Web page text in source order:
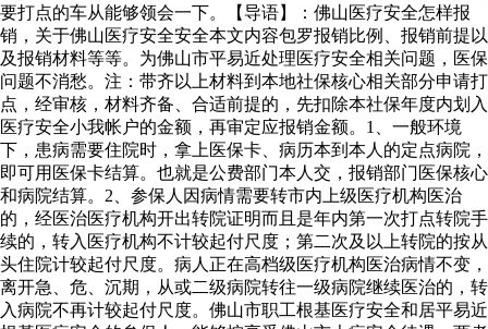
要打点的车从能够领会一下。【导语】：佛山医疗安全怎样报
销，关于佛山医疗安全安全本文内容包罗报销比例、报销前提以
及报销材料等等。为佛山市平易近处理医疗安全相关问题，医保
问题不消愁。注：带齐以上材料到本地社保核心相关部分申请打
点，经审核，材料齐备、合适前提的，先扣除本社保年度内划入
医疗安全小我帐户的金额，再审定应报销金额。1、一般环境
下，患病需要住院时，拿上医保卡、病历本到本人的定点病院，
即可用医保卡结算。也就是公费部门本人交，报销部门医保核心
和病院结算。2、参保人因病情需要转市内上级医疗机构医治
的，经医治医疗机构开出转院证明而且是年内第一次打点转院手
续的，转入医疗机构不计较起付尺度；第二次及以上转院的按从
头住院计较起付尺度。病人正在高档级医疗机构医治病情不变，
离开急、危、沉期，从或二级病院转往一级病院继续医治的，转
入病院不再计较起付尺度。佛山市职工根基医疗安全和居平易近